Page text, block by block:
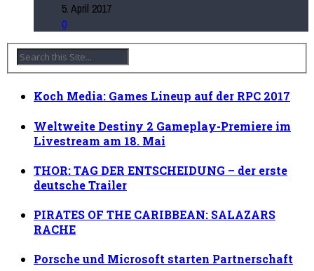
5. April 2017
0
Koch Media: Games Lineup auf der RPC 2017
Weltweite Destiny 2 Gameplay-Premiere im
Livestream am 18. Mai
THOR: TAG DER ENTSCHEIDUNG – der erste
deutsche Trailer
PIRATES OF THE CARIBBEAN: SALAZARS
RACHE
Porsche und Microsoft starten Partnerschaft